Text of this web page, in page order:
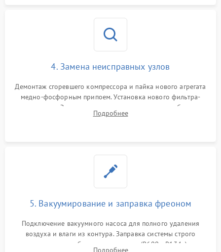
4. Замена неисправных узлов
Демонтаж сгоревшего компрессора и пайка нового агрегата
медно-фосфорным припоем. Установка нового фильтра-
осушителя. Замена изношенных вентиляторов обдува,
сломанных заслонок или поврежденных дверных петель.
Подробнее
5. Вакуумирование и заправка фреоном
Подключение вакуумного насоса для полного удаления
воздуха и влаги из контура. Заправка системы строго
дозированным объемом хладагента (R600a, R134a) по
Подробнее